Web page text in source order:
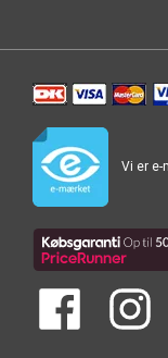
Vi er e-